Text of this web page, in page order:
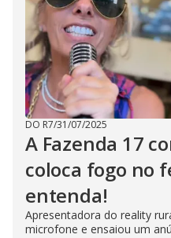
DO R7/31/07/2025
A Fazenda 17
coloca fogo no
entenda!
Apresentadora do reality
microfone e ensaiou um